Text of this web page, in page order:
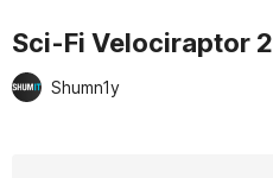
Sci-Fi Velociraptor 2
Shumn1y